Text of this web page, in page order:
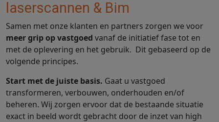
laserscannen & Bim
Samen met onze klanten en partners zorgen we voor
meer grip op vastgoed vanaf de initiatief fase tot en
met de oplevering en het gebruik. Dit gebaseerd op de
volgende principes.
Start met de juiste basis. Gaat u vastgoed
transformeren, verbouwen, onderhouden en/of
beheren. Wij zorgen ervoor dat de bestaande situatie
exact in beeld wordt gebracht door de inzet van high